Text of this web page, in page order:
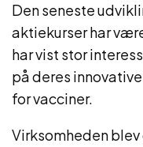
Den seneste
aktiekurser har
har vist stor
på deres
for vacciner.
Virksomheden blev